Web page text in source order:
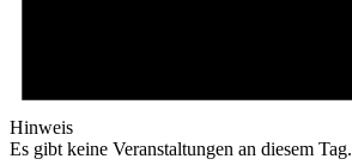
Hinweis
Es gibt keine Veranstaltungen an diesem Tag.